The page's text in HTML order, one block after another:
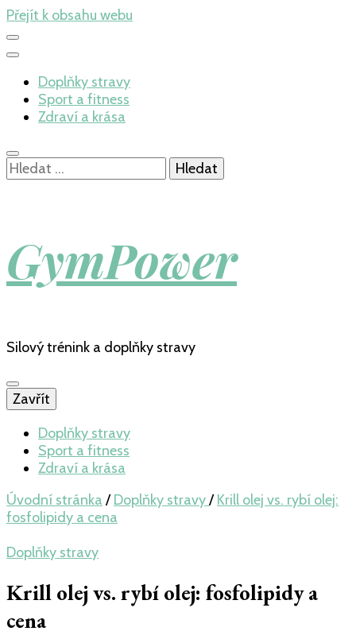
Přejít k obsahu webu
Doplňky stravy
Sport a fitness
Zdraví a krása
Vyhledávání
GymPower
Silový trénink a doplňky stravy
Zavřít
Doplňky stravy
Sport a fitness
Zdraví a krása
Úvodní stránka / Doplňky stravy/ Krill olej vs. rybí olej:
fosfolipidy a cena
Doplňky stravy
Krill olej vs. rybí olej: fosfolipidy a
cena